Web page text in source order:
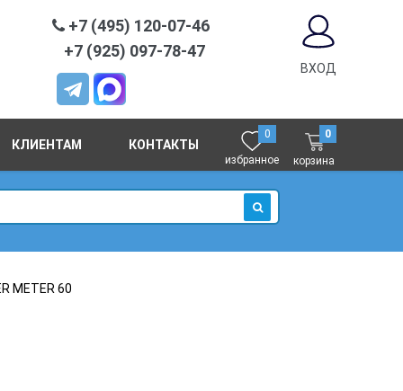
+7 (495) 120-07-46
+7 (925) 097-78-47
ВХОД
КЛИЕНТАМ КОНТАКТЫ
0
избранное
0
корзина
ИСКАТЬ
METER 60